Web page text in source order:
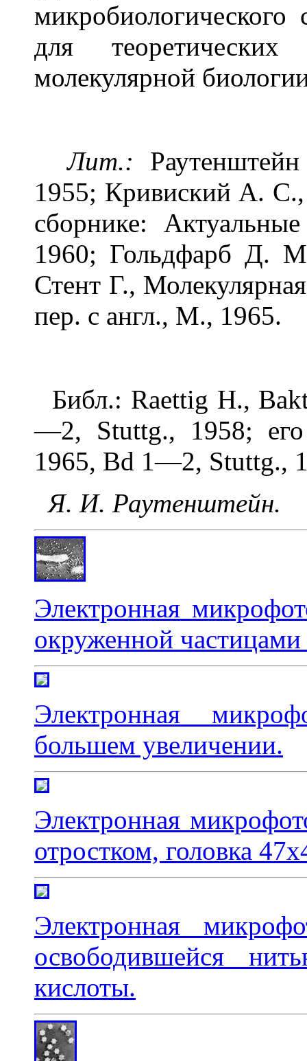
микробиологического
для
молекулярной
Лит.:
1955; Кривиский А.
сборнике:
1960; Гольдфарб Д.
Стент Г.,
пер. с англ., М., 1965.
Библ.: Raettig Н.,
—2, Stuttg., 1958;
1965, Bd 1—2, Stuttg.,
Я. И. Раутенштейн.
Электронная
окруженной
Электронная
большем увеличении.
Электронная
отростком, головка
Электронная
освободившейся
кислоты.